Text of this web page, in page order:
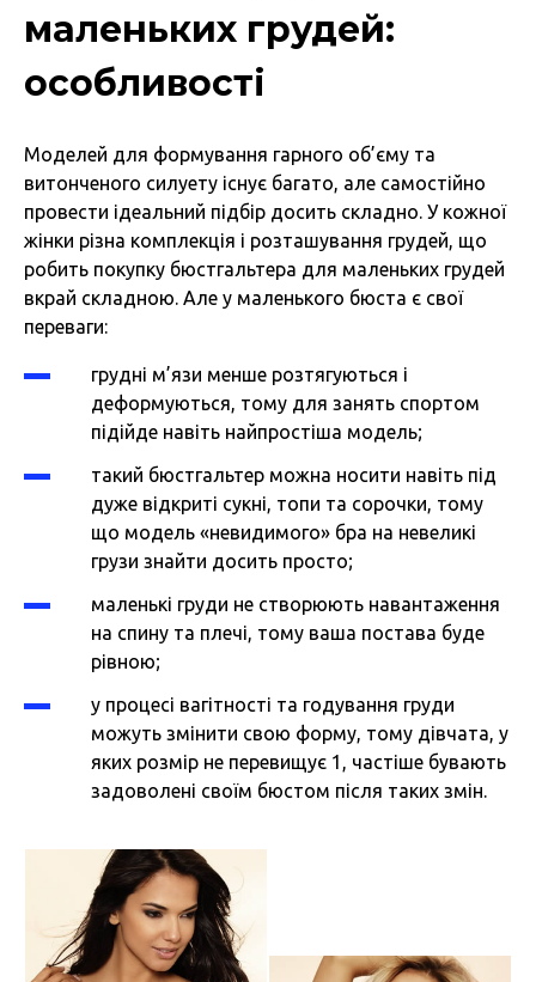
маленьких грудей:
особливості
Моделей для формування гарного об’єму та
витонченого силуету існує багато, але самостійно
провести ідеальний підбір досить складно. У кожної
жінки різна комплекція і розташування грудей, що
робить покупку бюстгальтера для маленьких грудей
вкрай складною. Але у маленького бюста є свої
переваги:
грудні м’язи менше розтягуються і
деформуються, тому для занять спортом
підійде навіть найпростіша модель;
такий бюстгальтер можна носити навіть під
дуже відкриті сукні, топи та сорочки, тому
що модель «невидимого» бра на невеликі
грузи знайти досить просто;
маленькі груди не створюють навантаження
на спину та плечі, тому ваша постава буде
рівною;
у процесі вагітності та годування груди
можуть змінити свою форму, тому дівчата, у
яких розмір не перевищує 1, частіше бувають
задоволені своїм бюстом після таких змін.